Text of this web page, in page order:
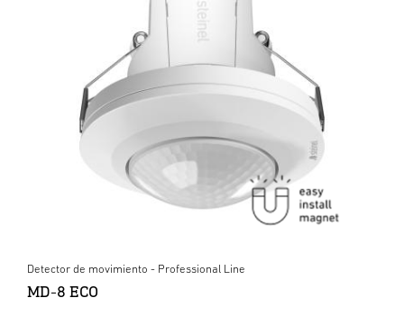
Detector de movimiento - Professional Line
MD-8 ECO